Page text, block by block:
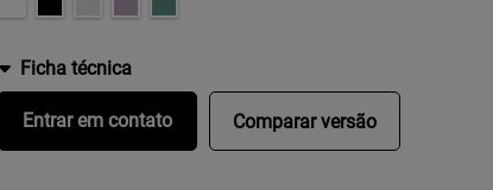
Ficha técnica
Entrar em contato Comparar versão